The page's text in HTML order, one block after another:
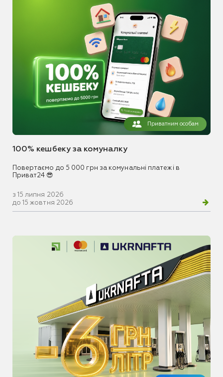
Приватним особам
100% кешбеку за комуналку
Повертаємо до 5 000 грн за комунальні платежі в
Приват24 😎
з 15 липня 2026
до 15 жовтня 2026